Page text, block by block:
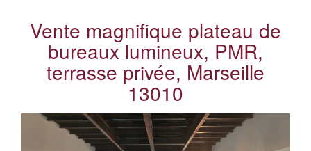
Vente magnifique plateau de
bureaux lumineux, PMR,
terrasse privée, Marseille
13010